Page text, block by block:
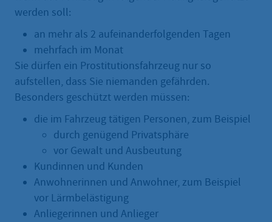
werden soll:
an mehr als 2 aufeinanderfolgenden Tagen
mehrfach im Monat
Sie dürfen ein Prostitutionsfahrzeug nur so
aufstellen, dass Sie niemanden gefährden.
Besonders geschützt werden müssen:
die im Fahrzeug tätigen Personen, zum Beispiel
durch genügend Privatsphäre
vor Gewalt und Ausbeutung
Kundinnen und Kunden
Anwohnerinnen und Anwohner, zum Beispiel
vor Lärmbelästigung
Anliegerinnen und Anlieger